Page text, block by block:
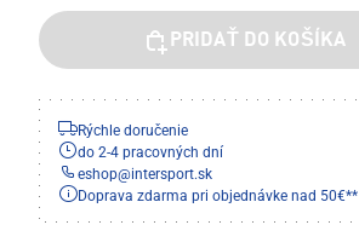
PRIDAŤ DO KOŠÍKA
Rýchle doručenie
do 2-4 pracovných dní
eshop@intersport.sk
Doprava zdarma pri objednávke nad 50€**